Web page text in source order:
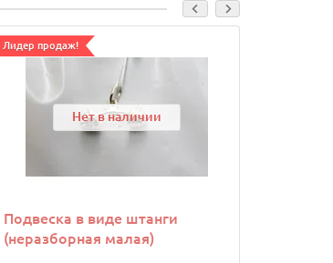
Лидер продаж!
Нет в наличии
Подвеска в виде штанги
(неразборная малая)